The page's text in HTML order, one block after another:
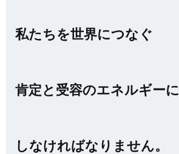
私たちを世界につなぐ
肯定と受容のエネルギーに
しなければなりません。